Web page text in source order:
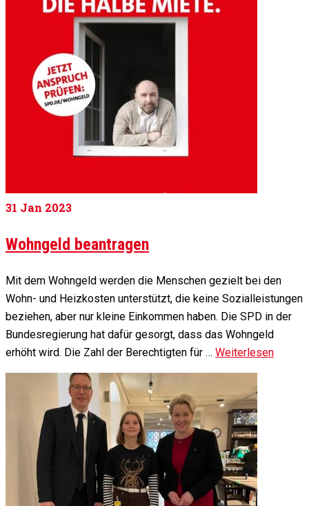
31 Jan 2023
Wohngeld beantragen
Mit dem Wohngeld werden die Menschen gezielt bei den
Wohn- und Heizkosten unterstützt, die keine Sozialleistungen
beziehen, aber nur kleine Einkommen haben. Die SPD in der
Bundesregierung hat dafür gesorgt, dass das Wohngeld
erhöht wird. Die Zahl der Berechtigten für … Weiterlesen